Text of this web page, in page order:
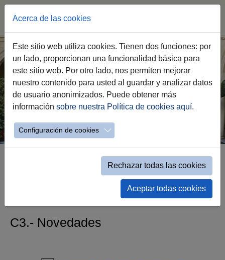
Saltar
al
contenido
principal
Estás
C.- Inform. de Interés
C3.- Novedades
C3.- Novedades
Acerca de las cookies
Este sitio web utiliza cookies. Tienen dos funciones: por
un lado, proporcionan una funcionalidad básica para
este sitio web. Por otro lado, nos permiten mejorar
nuestro contenido para usted al guardar y analizar datos
de usuario anonimizados. Puede obtener más
información sobre nuestra Política de cookies aquí.
Configuración de cookies
Rechazar todas las cookies
Aceptar todas cookies